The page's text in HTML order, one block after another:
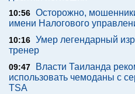
10:56 Осторожно,
имени Налогового
10:16 Умер легендарный
тренер
09:47
Власти Таиланда
использовать чемоданы с
TSA